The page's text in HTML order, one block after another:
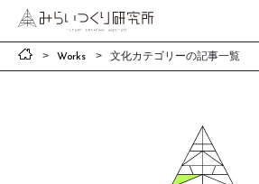
Works 文化カテゴリーの記事一覧